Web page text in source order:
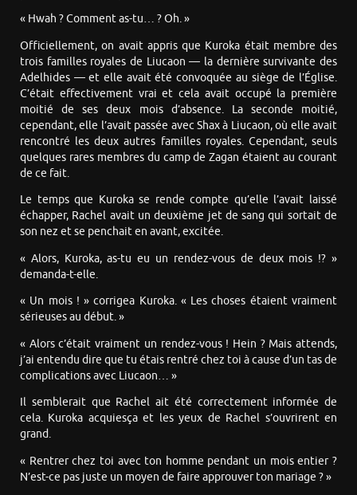
« Hwah ? Comment as-tu… ? Oh. »
Officiellement, on avait appris que Kuroka était membre des
trois familles royales de Liucaon — la dernière survivante des
Adelhides — et elle avait été convoquée au siège de l’Église.
C’était effectivement vrai et cela avait occupé la première
moitié de ses deux mois d’absence. La seconde moitié,
cependant, elle l’avait passée avec Shax à Liucaon, où elle avait
rencontré les deux autres familles royales. Cependant, seuls
quelques rares membres du camp de Zagan étaient au courant
de ce fait.
Le temps que Kuroka se rende compte qu’elle l’avait laissé
échapper, Rachel avait un deuxième jet de sang qui sortait de
son nez et se penchait en avant, excitée.
« Alors, Kuroka, as-tu eu un rendez-vous de deux mois !? »
demanda-t-elle.
« Un mois ! » corrigea Kuroka. « Les choses étaient vraiment
sérieuses au début. »
« Alors c’était vraiment un rendez-vous ! Hein ? Mais attends,
j’ai entendu dire que tu étais rentré chez toi à cause d’un tas de
complications avec Liucaon… »
Il semblerait que Rachel ait été correctement informée de
cela. Kuroka acquiesça et les yeux de Rachel s’ouvrirent en
grand.
« Rentrer chez toi avec ton homme pendant un mois entier ?
N’est-ce pas juste un moyen de faire approuver ton mariage ? »